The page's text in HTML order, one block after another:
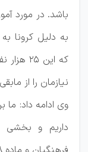
باشد. در مورد
که این
نیازمان را از
داریم و بخشی